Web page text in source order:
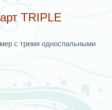
TRIPLE
с тремя односпальными